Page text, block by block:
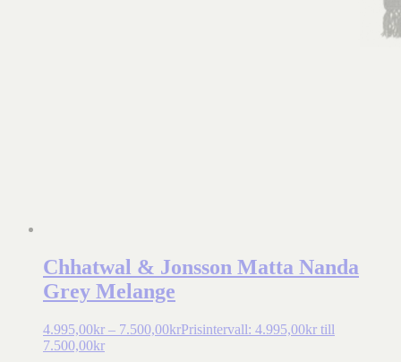
Chhatwal & Jonsson Matta Nanda
Grey Melange
4.995,00kr – 7.500,00krPrisintervall: 4.995,00kr till
7.500,00kr